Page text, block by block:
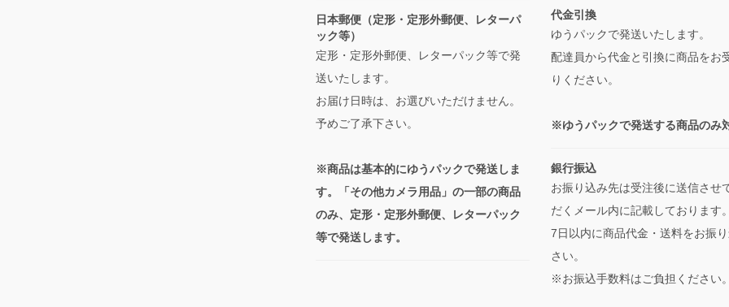
日本郵便（定形・定形外郵便、レターパ
ック等）
定形・定形外郵便、レターパック等で発
送いたします。
お届け日時は、お選びいただけません。
予めご了承下さい。
※商品は基本的にゆうパックで発送しま
す。「その他カメラ用品」の一部の商品
のみ、定形・定形外郵便、レターパック
等で発送します。
代金引換
ゆうパックで発送いたします。
配達員から代金と引換に商品をお
りください。
※ゆうパックで発送する商品のみ
銀行振込
お振り込み先は受注後に送信させ
だくメール内に記載しております。
7日以内に商品代金・送料をお振
さい。
※お振込手数料はご負担ください。